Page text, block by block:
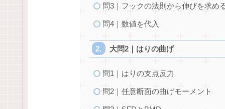
問3｜フックの法則から伸びを求め
問4｜数値を代入
大問2｜はりの曲げ
問1｜はりの支点反力
問2｜任意断面の曲げモーメント